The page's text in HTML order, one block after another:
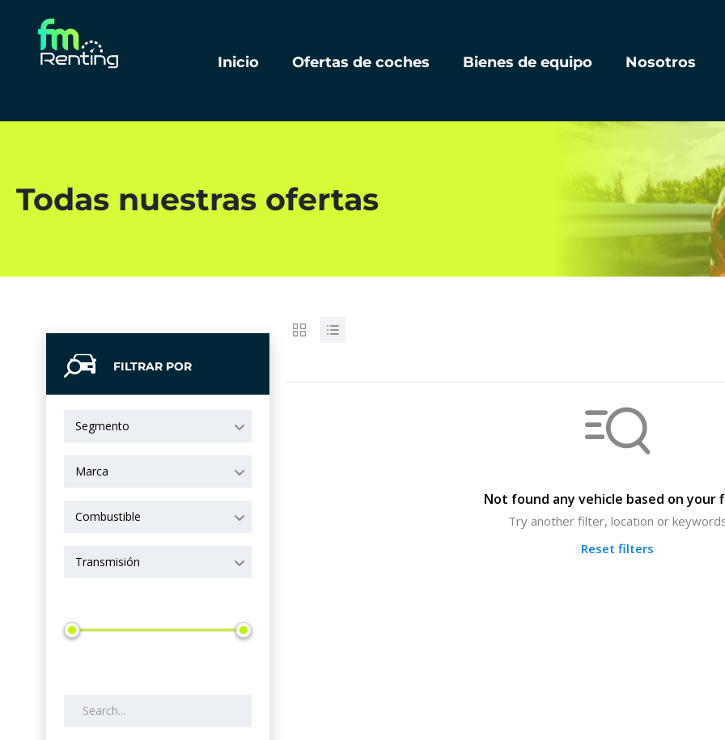
Inicio Ofertas de coches Bienes de equipo Nosotros
Todas nuestras ofertas
FILTRAR POR
Segmento
Marca
Combustible
Transmisión
Not found any vehicle based on your
Try another filter, location or
Reset filters